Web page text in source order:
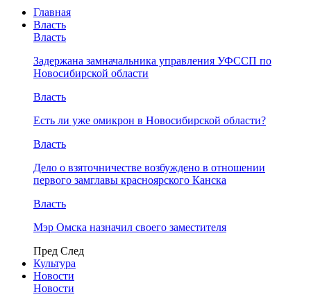
Главная
Власть
Власть
Задержана замначальника управления УФССП по
Новосибирской области
Власть
Есть ли уже омикрон в Новосибирской области?
Власть
Дело о взяточничестве возбуждено в отношении
первого замглавы красноярского Канска
Власть
Мэр Омска назначил своего заместителя
Пред След
Культура
Новости
Новости